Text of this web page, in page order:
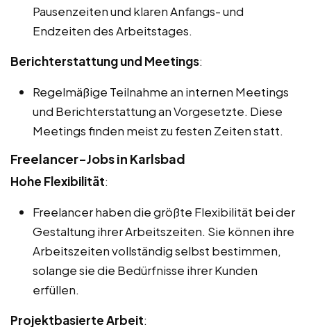
Pausenzeiten und klaren Anfangs- und
Endzeiten des Arbeitstages.
Berichterstattung und Meetings:
Regelmäßige Teilnahme an internen Meetings
und Berichterstattung an Vorgesetzte. Diese
Meetings finden meist zu festen Zeiten statt.
Freelancer-Jobs in Karlsbad
Hohe Flexibilität:
Freelancer haben die größte Flexibilität bei der
Gestaltung ihrer Arbeitszeiten. Sie können ihre
Arbeitszeiten vollständig selbst bestimmen,
solange sie die Bedürfnisse ihrer Kunden
erfüllen.
Projektbasierte Arbeit: